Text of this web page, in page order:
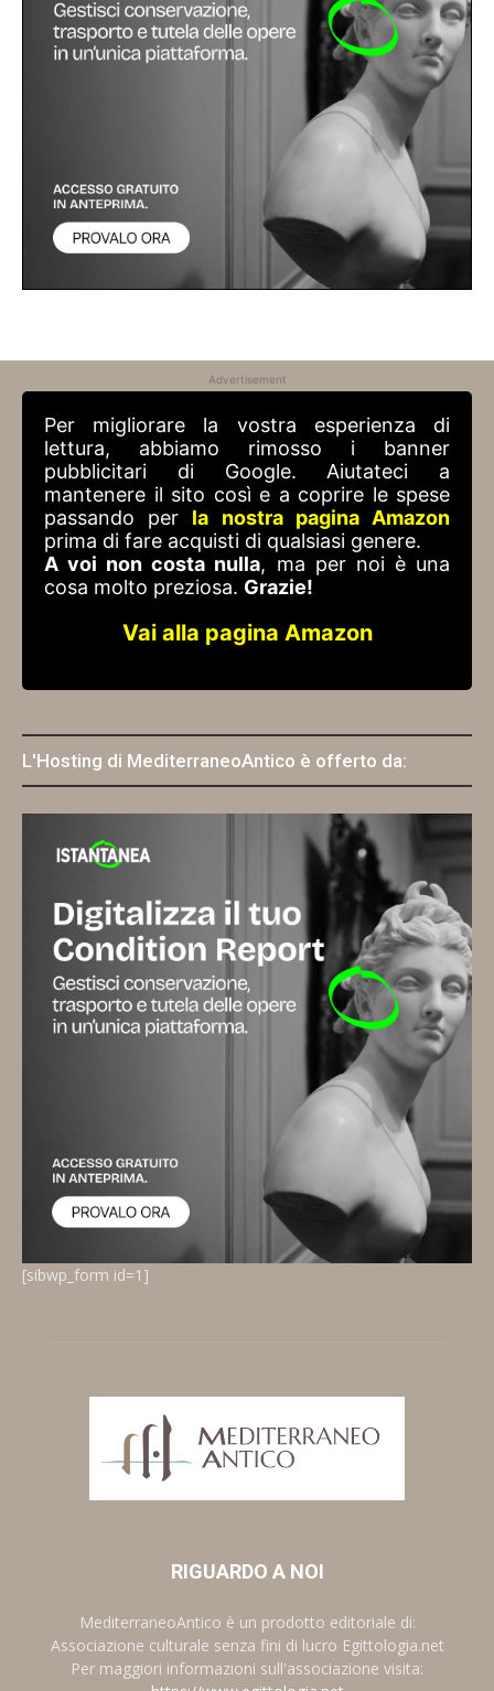
Advertisement
Per migliorare la vostra esperienza di
lettura, abbiamo rimosso i banner
pubblicitari di Google. Aiutateci a
mantenere il sito così e a coprire le spese
passando per la nostra pagina Amazon
prima di fare acquisti di qualsiasi genere.
A voi non costa nulla, ma per noi è una
cosa molto preziosa. Grazie!
Vai alla pagina Amazon
L'Hosting di MediterraneoAntico è offerto da:
[sibwp_form id=1]
RIGUARDO A NOI
MediterraneoAntico è un prodotto editoriale di:
Associazione culturale senza fini di lucro Egittologia.net
Per maggiori informazioni sull'associazione visita: